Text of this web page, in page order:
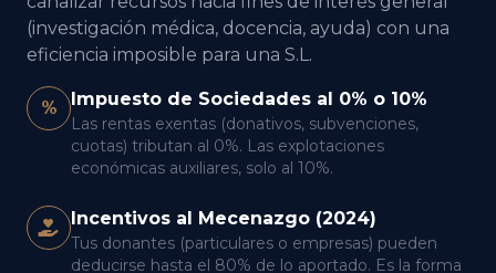
(investigación médica, docencia, ayuda) con una
eficiencia imposible para una S.L.
% Impuesto de Sociedades al 0% o 10%
Las rentas exentas (donativos, subvenciones,
cuotas) tributan al 0%. Las explotaciones
económicas auxiliares, solo al 10%.
Incentivos al Mecenazgo (2024)
Tus donantes (particulares o empresas) pueden
deducirse hasta el 80% de lo aportado. Es la forma